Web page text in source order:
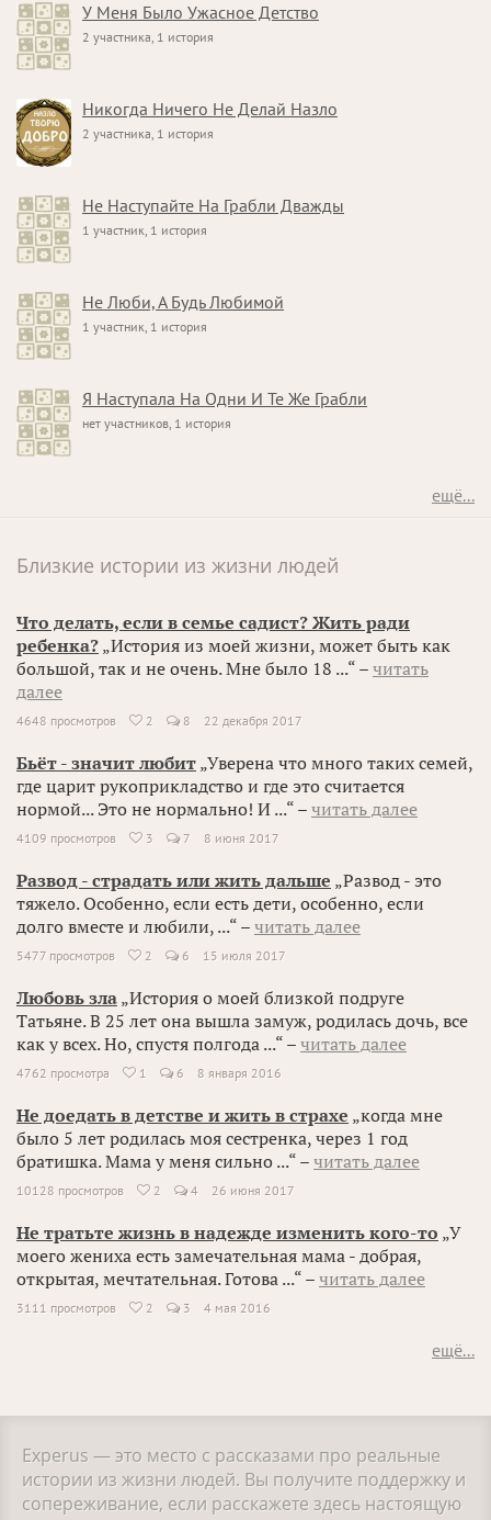
У Меня Было Ужасное Детство
2 участника, 1 история
Никогда Ничего Не Делай Назло
2 участника, 1 история
Не Наступайте На Грабли Дважды
1 участник, 1 история
Не Люби, А Будь Любимой
1 участник, 1 история
Я Наступала На Одни И Те Же Грабли
нет участников, 1 история
ещё...
Близкие истории из жизни людей
Что делать, если в семье садист? Жить ради
ребенка? „История из моей жизни, может быть как
большой, так и не очень. Мне было 18 ...“ – читать
далее
4648 просмотров  2 8 22 декабря 2017
Бьёт - значит любит „Уверена что много таких семей,
где царит рукоприкладство и где это считается
нормой... Это не нормально! И ...“ – читать далее
4109 просмотров  3 7 8 июня 2017
Развод - страдать или жить дальше „Развод - это
тяжело. Особенно, если есть дети, особенно, если
долго вместе и любили, ...“ – читать далее
5477 просмотров  2 6 15 июля 2017
Любовь зла „История о моей близкой подруге
Татьяне. В 25 лет она вышла замуж, родилась дочь, все
как у всех. Но, спустя полгода ...“ – читать далее
4762 просмотра  1 6 8 января 2016
Не доедать в детстве и жить в страхе „когда мне
было 5 лет родилась моя сестренка, через 1 год
братишка. Мама у меня сильно ...“ – читать далее
10128 просмотров  2 4 26 июня 2017
Не тратьте жизнь в надежде изменить кого-то „У
моего жениха есть замечательная мама - добрая,
открытая, мечтательная. Готова ...“ – читать далее
3111 просмотров  2 3 4 мая 2016
ещё...
Experus — это место с рассказами про реальные
истории из жизни людей. Вы получите поддержку и
сопереживание, если расскажете здесь настоящую